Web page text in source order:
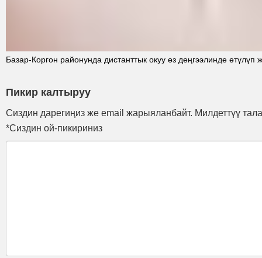
Базар-Коргон районунда дистанттык окуу өз деңгээлинде өтүлүп
Пикир калтыруу
Сиздин дарегиңиз же email жарыяланбайт. Милдеттүү
*Сиздин ой-пикириниз